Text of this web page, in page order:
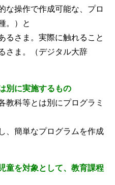
な操作で作成可能な、プロ
。）と
るさま。実際に触れること
さま。（デジタル大辞
別に実施するもの
教科等とは別にプログラミ
、簡単なプログラムを作成
童を対象として、教育課程